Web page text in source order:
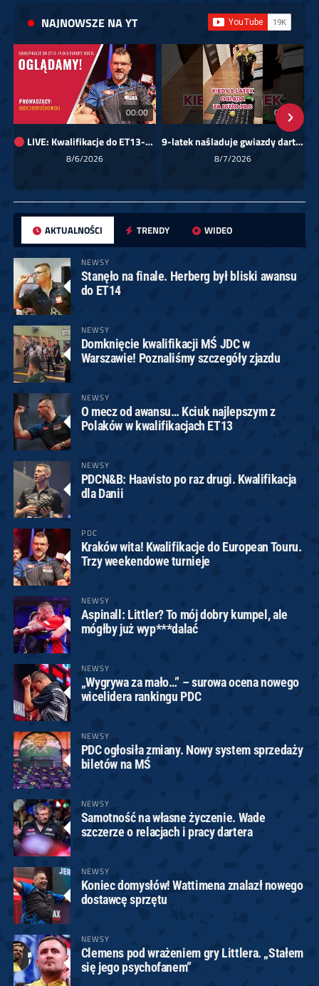
NAJNOWSZE NA YT
00:00
LIVE: Kwalifikacje do ET13-14 dla Europy Wschodniej
8/6/2026
01:08
9-latek naśladuje gwiazdy darta!
8/7/2026
AKTUALNOŚCI TRENDY WIDEO
NEWSY
Stanęło na finale. Herberg był bliski awansu
do ET14
NEWSY
Domknięcie kwalifikacji MŚ JDC w
Warszawie! Poznaliśmy szczegóły zjazdu
NEWSY
O mecz od awansu… Kciuk najlepszym z
Polaków w kwalifikacjach ET13
NEWSY
PDCN&B: Haavisto po raz drugi. Kwalifikacja
dla Danii
PDC
Kraków wita! Kwalifikacje do European Touru.
Trzy weekendowe turnieje
NEWSY
Aspinall: Littler? To mój dobry kumpel, ale
mógłby już wyp***dalać
NEWSY
„Wygrywa za mało…” – surowa ocena nowego
wicelidera rankingu PDC
NEWSY
PDC ogłosiła zmiany. Nowy system sprzedaży
biletów na MŚ
NEWSY
Samotność na własne życzenie. Wade
szczerze o relacjach i pracy dartera
NEWSY
Koniec domysłów! Wattimena znalazł nowego
dostawcę sprzętu
NEWSY
Clemens pod wrażeniem gry Littlera. „Stałem
się jego psychofanem”